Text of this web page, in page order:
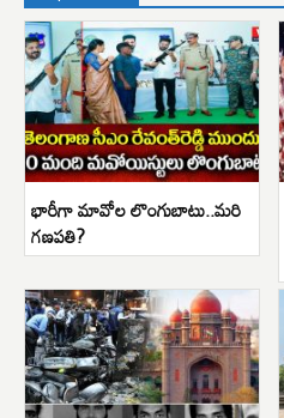
భారీగా మావోల లొంగుబాటు..మరి
గణపతి?